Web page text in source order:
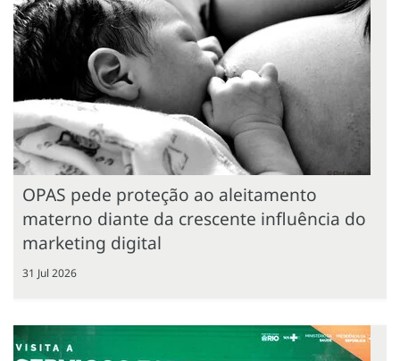
OPAS pede proteção ao aleitamento
materno diante da crescente influência do
marketing digital
31 Jul 2026